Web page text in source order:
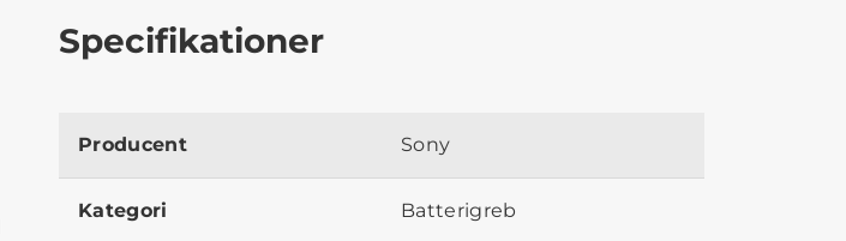
Specifikationer
Producent Sony
Kategori Batterigreb